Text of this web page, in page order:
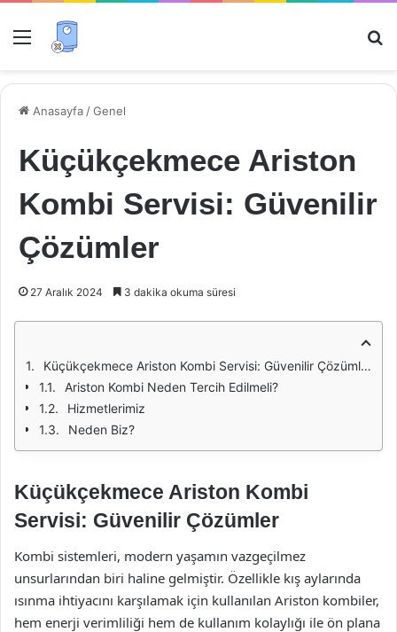
Menü
Anasayfa /Genel
Küçükçekmece Ariston
Kombi Servisi: Güvenilir
Çözümler
27 Aralık 2024 3 dakika okuma süresi
Küçükçekmece Ariston Kombi Servisi: Güvenilir Çözümler
Ariston Kombi Neden Tercih Edilmeli?
Hizmetlerimiz
Neden Biz?
Küçükçekmece Ariston Kombi
Servisi: Güvenilir Çözümler
Kombi sistemleri, modern yaşamın vazgeçilmez
unsurlarından biri haline gelmiştir. Özellikle kış aylarında
ısınma ihtiyacını karşılamak için kullanılan Ariston kombiler,
hem enerji verimliliği hem de kullanım kolaylığı ile ön plana